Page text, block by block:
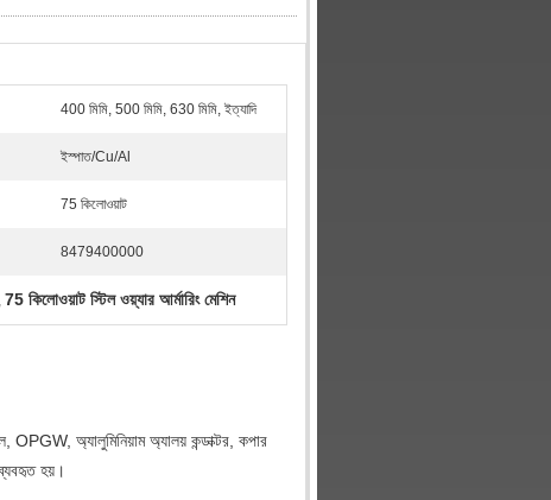
400 মিমি, 500 মিমি, 630 মিমি, ইত্যাদি
ইস্পাত/Cu/Al
75 কিলোওয়াট
8479400000
, 75 কিলোওয়াট স্টিল ওয়্যার আর্মারিং মেশিন
OPGW, অ্যালুমিনিয়াম অ্যালয় কন্ডাক্টর, কপার
ব্যবহৃত হয়।